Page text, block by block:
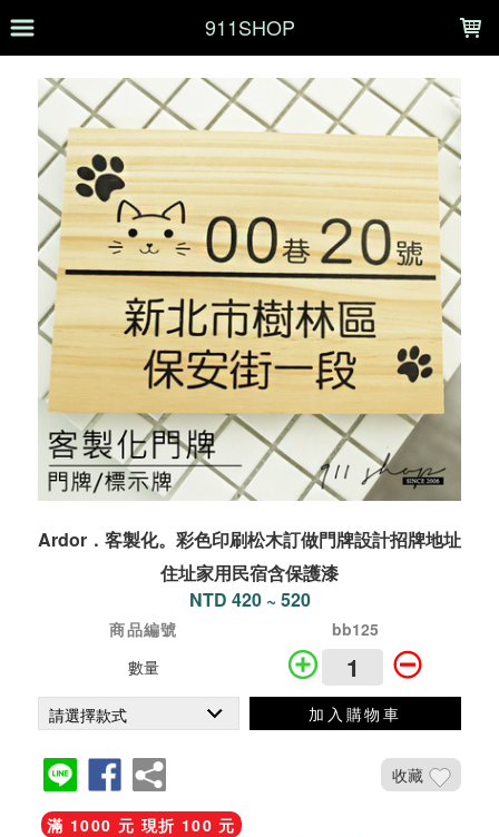
911SHOP
Ardor．客製化。彩色印刷松木訂做門牌設計招牌地址
住址家用民宿含保護漆
NTD 420 ~ 520
商品編號
bb125
數量
加入購物車
收藏
滿 1000 元 現折 100 元